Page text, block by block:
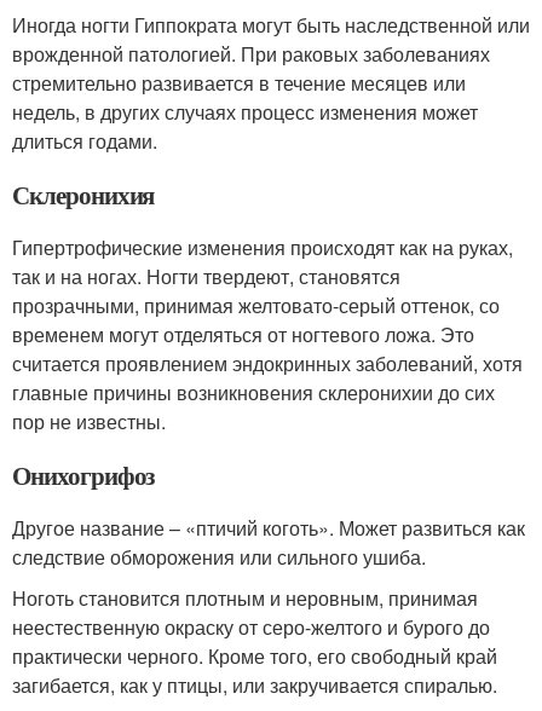
Иногда ногти Гиппократа могут быть наследственной или
врожденной патологией. При раковых заболеваниях
стремительно развивается в течение месяцев или
недель, в других случаях процесс изменения может
длиться годами.
Склеронихия
Гипертрофические изменения происходят как на руках,
так и на ногах. Ногти твердеют, становятся
прозрачными, принимая желтовато-серый оттенок, со
временем могут отделяться от ногтевого ложа. Это
считается проявлением эндокринных заболеваний, хотя
главные причины возникновения склеронихии до сих
пор не известны.
Онихогрифоз
Другое название – «птичий коготь». Может развиться как
следствие обморожения или сильного ушиба.
Ноготь становится плотным и неровным, принимая
неестественную окраску от серо-желтого и бурого до
практически черного. Кроме того, его свободный край
загибается, как у птицы, или закручивается спиралью.